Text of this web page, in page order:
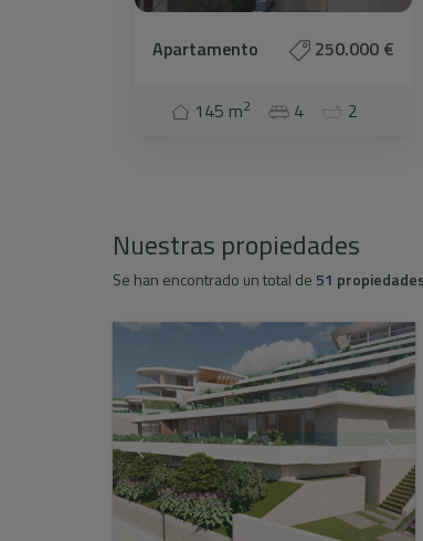
Apartamento 250.000 €
145 m2 4 2
Nuestras propiedades
Se han encontrado un total de 51